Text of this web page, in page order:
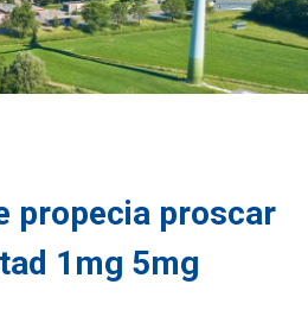
propecia proscar
1mg 5mg